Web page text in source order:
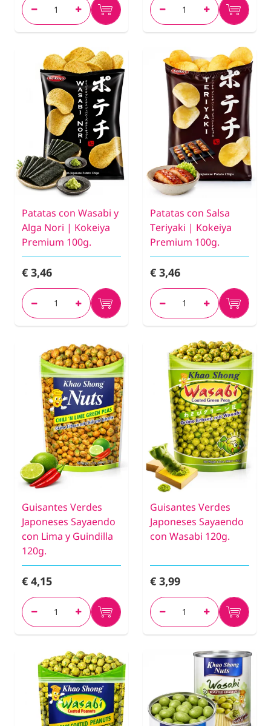
Patatas con Wasabi y
Alga Nori | Kokeiya
Premium 100g.
€ 3,46
Patatas con Salsa
Teriyaki | Kokeiya
Premium 100g.
€ 3,46
Guisantes Verdes
Japoneses Sayaendo
con Lima y Guindilla
120g.
€ 4,15
Guisantes Verdes
Japoneses Sayaendo
con Wasabi 120g.
€ 3,99